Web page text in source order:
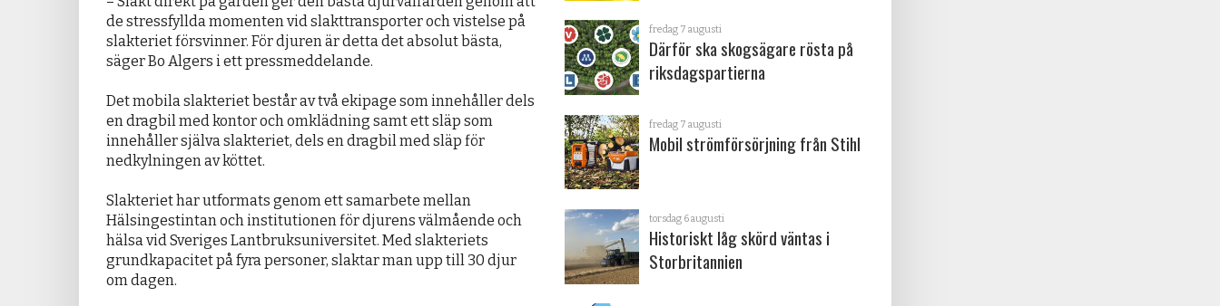
de stressfyllda momenten vid slakttransporter och vistelse på
slakteriet försvinner. För djuren är detta det absolut bästa,
säger Bo Algers i ett pressmeddelande.
Det mobila slakteriet består av två ekipage som innehåller dels
en dragbil med kontor och omklädning samt ett släp som
innehåller själva slakteriet, dels en dragbil med släp för
nedkylningen av köttet.
Slakteriet har utformats genom ett samarbete mellan
Hälsingestintan och institutionen för djurens välmående och
hälsa vid Sveriges Lantbruksuniversitet. Med slakteriets
grundkapacitet på fyra personer, slaktar man upp till 30 djur
om dagen.
fredag 7 augusti
Därför ska skogsägare rösta på
riksdagspartierna
fredag 7 augusti
Mobil strömförsörjning från Stihl
torsdag 6 augusti
Historiskt låg skörd väntas i
Storbritannien